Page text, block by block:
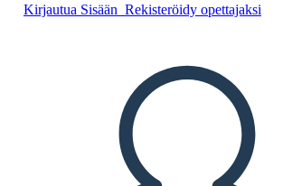
Kirjautua Sisään Rekisteröidy opettajaksi
Kopioi tämä kuvakäsikirjoitus
LUO KUVAKÄSIKIRJOITUS
TOISTA DIAESITYS